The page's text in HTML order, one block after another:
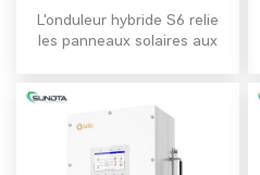
5-10 kW
L'onduleur hybride S6 relie
les panneaux solaires aux
solaire diurne pour une
utilisation nocturne.
Supprimez la dépendance
au réseau électrique : zéro